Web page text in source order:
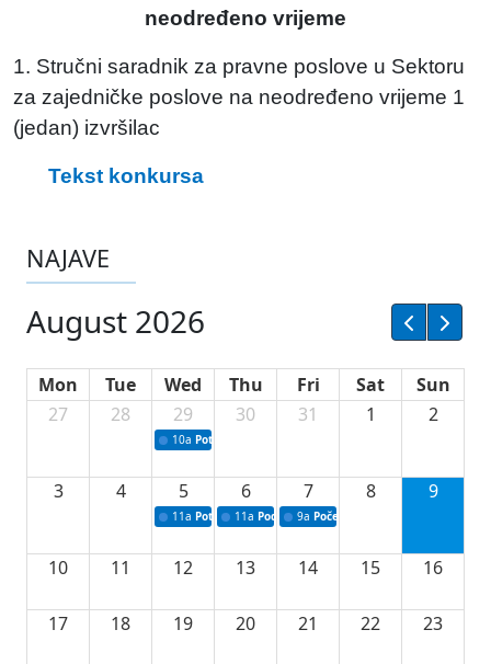
neodređeno vrijeme
1. Stručni saradnik za pravne poslove u Sektoru
za zajedničke poslove na neodređeno vrijeme 1
(jedan) izvršilac
Tekst konkursa
NAJAVE
August 2026
Mon Tue Wed Thu Fri Sat
Sun
27
28 29
10a Potpisivanje ugovora sa neprofitnim
30 31 1 2
3 4 5
11a Potpisivanje ugovora o stipendijama za
6
11a Podrška razvoju vodne infrastrukture u
7
9a Početak izgradnje nove
8 9
10 11 12 13 14 15 16
17 18 19 20 21 22 23